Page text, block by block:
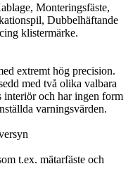
Monteringsfäste,
Dubbelhäftande
klistermärke.
extremt hög precision.
med två olika valbara
interiör och har ingen form
varningsvärden.
t.ex. mätarfäste och